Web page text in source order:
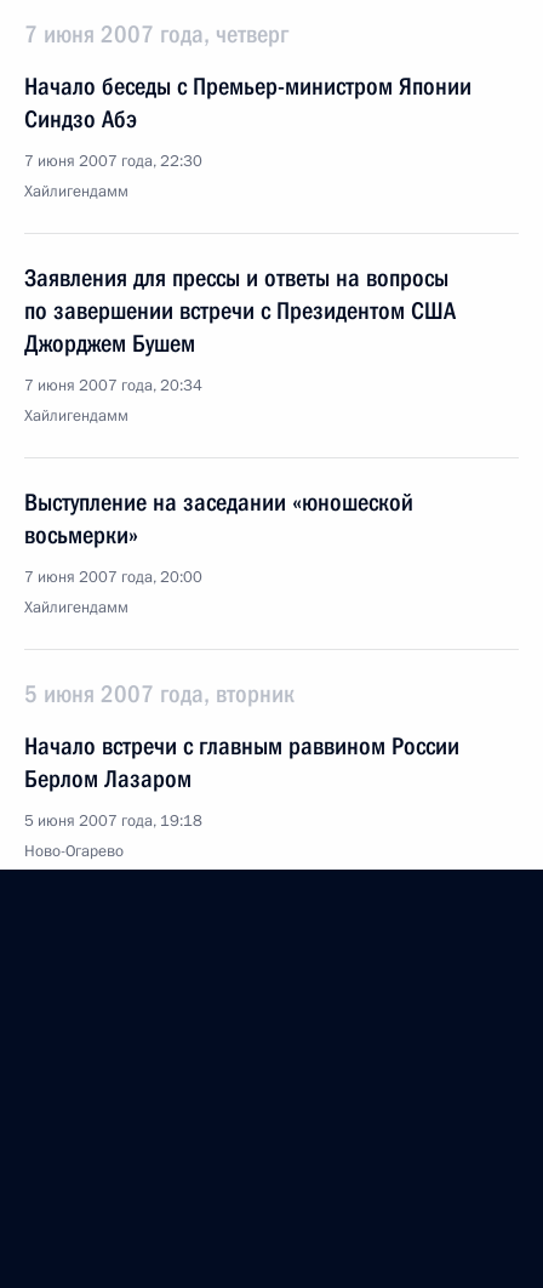
7 июня 2007 года, четверг
Начало беседы с Премьер-министром Японии
Синдзо Абэ
7 июня 2007 года, 22:30
Хайлигендамм
Заявления для прессы и ответы на вопросы
по завершении встречи с Президентом США
Джорджем Бушем
7 июня 2007 года, 20:34
Хайлигендамм
Выступление на заседании «юношеской
восьмерки»
7 июня 2007 года, 20:00
Хайлигендамм
5 июня 2007 года, вторник
Начало встречи с главным раввином России
Берлом Лазаром
5 июня 2007 года, 19:18
Ново-Огарево